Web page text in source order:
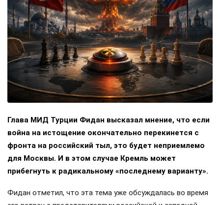
Глава МИД Турции Фидан высказал мнение, что если
война на истощение окончательно перекинется с
фронта на российский тыл, это будет неприемлемо
для Москвы. И в этом случае Кремль может
прибегнуть к радикальному «последнему варианту».
Фидан отметил, что эта тема уже обсуждалась во время